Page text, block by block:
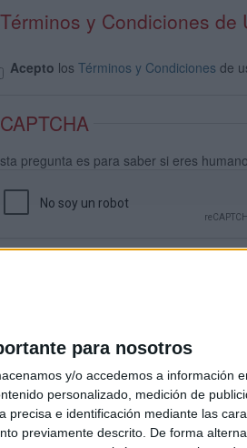
para nosotros
y/o accedemos a información
personalizado, medición de
precisa e identificación mediante las
previamente descrito. De forma
Términos y Condiciones de
Acepto los Términos y Condiciones de
CAPTCHA
pregunta es para saber si eres
Aviso